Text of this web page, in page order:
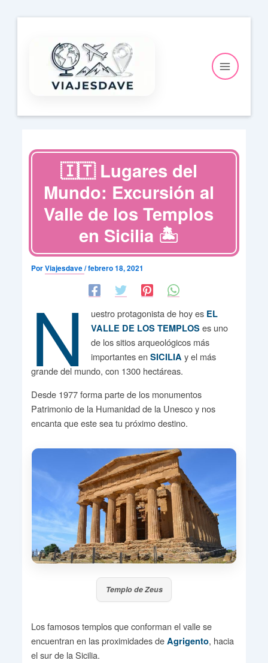
contenido
🇮🇹 Lugares del
Mundo: Excursión al
Valle de los Templos
en Sicilia 🏝️
PorViajesdave/febrero 18, 2021
N uestro protagonista de hoy es EL
VALLE DE LOS TEMPLOSes uno
de los sitios arqueológicos más
importantes en SICILIA y el más
grande del mundo, con 1300 hectáreas.
Desde 1977 forma parte de los monumentos
Patrimonio de la Humanidad de la Unesco y nos
encanta que este sea tu próximo destino.
Templo de Zeus
Los famosos templos que conforman el valle se
encuentran en las proximidades de Agrigento, hacia
el sur de la Sicilia.